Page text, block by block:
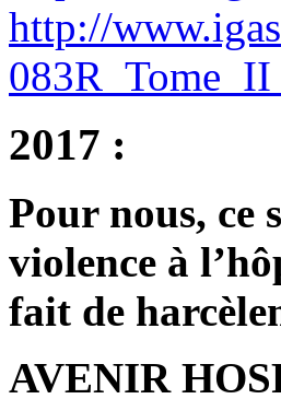
http://
2017 :
Pour nous, ce
violence à
fait de
AVENIR